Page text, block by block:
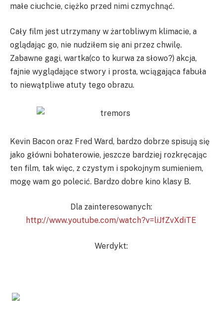
małe ciuchcie, ciężko przed nimi czmychnąć.
Cały film jest utrzymany w żartobliwym klimacie, a
oglądając go, nie nudziłem się ani przez chwilę.
Zabawne gagi, wartka(co to kurwa za słowo?) akcja,
fajnie wyglądające stwory i prosta, wciągająca fabuła
to niewątpliwe atuty tego obrazu.
Kevin Bacon oraz Fred Ward, bardzo dobrze spisują się
jako główni bohaterowie, jeszcze bardziej rozkręcając
ten film, tak więc, z czystym i spokojnym sumieniem,
mogę wam go polecić. Bardzo dobre kino klasy B.
Dla zainteresowanych:
http://www.youtube.com/watch?v=liJfZvXdiTE
Werdykt: